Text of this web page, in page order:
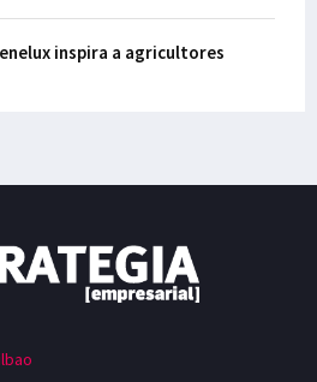
inspira a agricultores